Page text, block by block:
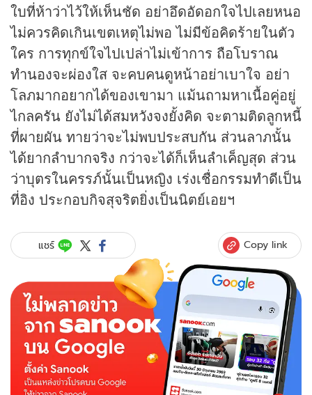
ใบที่ห้าว่าไว้ให้เห็นชัด อย่าอึดอัดอกใจไปเลยหนอ
ไม่ควรคิดเกินเขตเหตุไม่พอ ไม่มีข้อคิดร้ายในตัว
ใคร การทุกข์ใจไปเปล่าไม่เข้าการ ถือโบราณ
ทำนองจะผ่องใส จะคบคนดูหน้าอย่าเบาใจ อย่า
โลภมากอยากได้ของเขามา แม้นถามหาเนื้อคู่อยู่
ไกลครัน ยังไม่ได้สมหวังจงยั้งคิด จะตามติดลูกหนี้
ที่ผายผัน ทายว่าจะไม่พบประสบกัน ส่วนลาภนั้น
ได้ยากลำบากจริง กว่าจะได้ก็เห็นลำเค็ญสุด ส่วน
ว่าบุตรในครรภ์นั้นเป็นหญิง เร่งเชื่อกรรมทำดีเป็น
ที่อิง ประกอบกิจสุจริตยิ่งเป็นนิตย์เอยฯ
แชร์ Copy link